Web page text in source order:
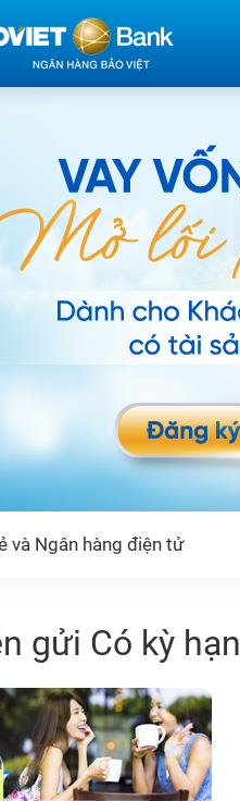
và Ngân hàng điện tử
gửi Có kỳ hạn